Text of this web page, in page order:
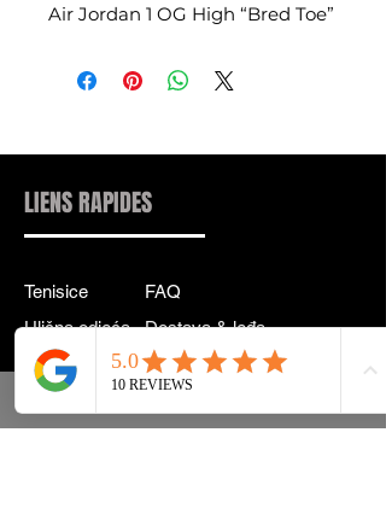
Air Jordan 1 OG High “Bred Toe”
LIENS RAPIDES
Tenisice
Ulična odjeća
Pribor
FAQ
Dostava & leđa
Politika privatnosti